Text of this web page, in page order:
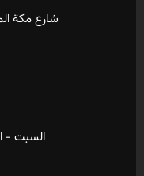
شارع مكة
السبت -